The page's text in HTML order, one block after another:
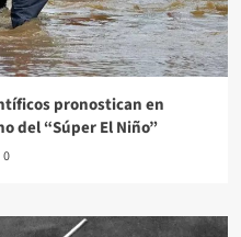
pronostican en
del “Súper El Niño”
0